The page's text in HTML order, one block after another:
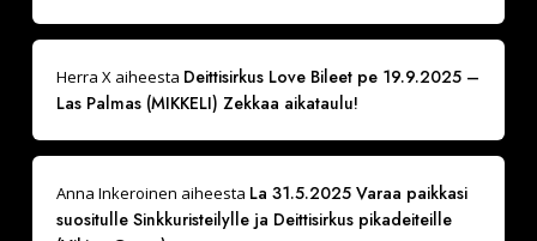
Herra Xaiheesta Deittisirkus Love Bileet pe 19.9.2025 –
Las Palmas (MIKKELI) Zekkaa aikataulu!
Anna Inkeroinen aiheesta La 31.5.2025 Varaa paikkasi
suositulle Sinkkuristeilylle ja Deittisirkus pikadeiteille